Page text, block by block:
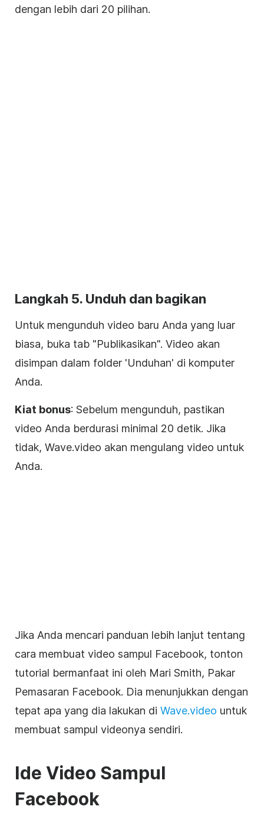
dengan lebih dari 20 pilihan.
Langkah 5. Unduh dan bagikan
Untuk mengunduh video baru Anda yang luar
biasa, buka tab "Publikasikan". Video akan
disimpan dalam folder 'Unduhan' di komputer
Anda.
Kiat bonus: Sebelum mengunduh, pastikan
video Anda berdurasi minimal 20 detik. Jika
tidak, Wave.video akan mengulang video untuk
Anda.
Jika Anda mencari panduan lebih lanjut tentang
cara membuat video sampul Facebook, tonton
tutorial bermanfaat ini oleh Mari Smith, Pakar
Pemasaran Facebook. Dia menunjukkan dengan
tepat apa yang dia lakukan di Wave.video untuk
membuat sampul videonya sendiri.
Ide Video Sampul
Facebook